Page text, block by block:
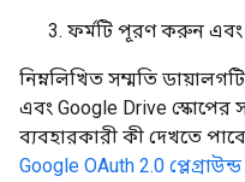
ফর্মটি পূরণ করুন এবং
নিম্নলিখিত সম্মতি
এবং Google Drive
ব্যবহারকারী কী দেখতে
Google OAuth 2.0 প্লেগ্রাউন্ড